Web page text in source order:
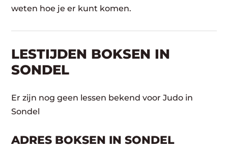
weten hoe je er kunt komen.
LESTIJDEN BOKSEN IN
SONDEL
Er zijn nog geen lessen bekend voor Judo in
Sondel
ADRES BOKSEN IN SONDEL